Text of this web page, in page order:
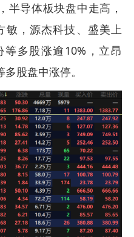
半导体板块盘中走高，
敏，源杰科技、盛美上
多股涨逾10%，立昂
股盘中涨停。